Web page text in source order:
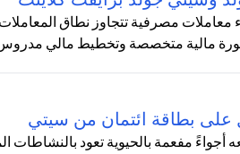
مصرفية تتجاوز نطاق المعاملات
مالية متخصصة وتخطيط مالي مدروس
على بطاقة ائتمان من سيتي
أجواءً مفعمة بالحيوية تعود بالنشاطات